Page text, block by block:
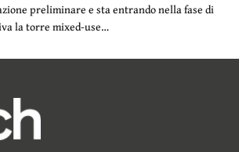
preliminare e sta entrando nella fase di
la torre mixed-use…